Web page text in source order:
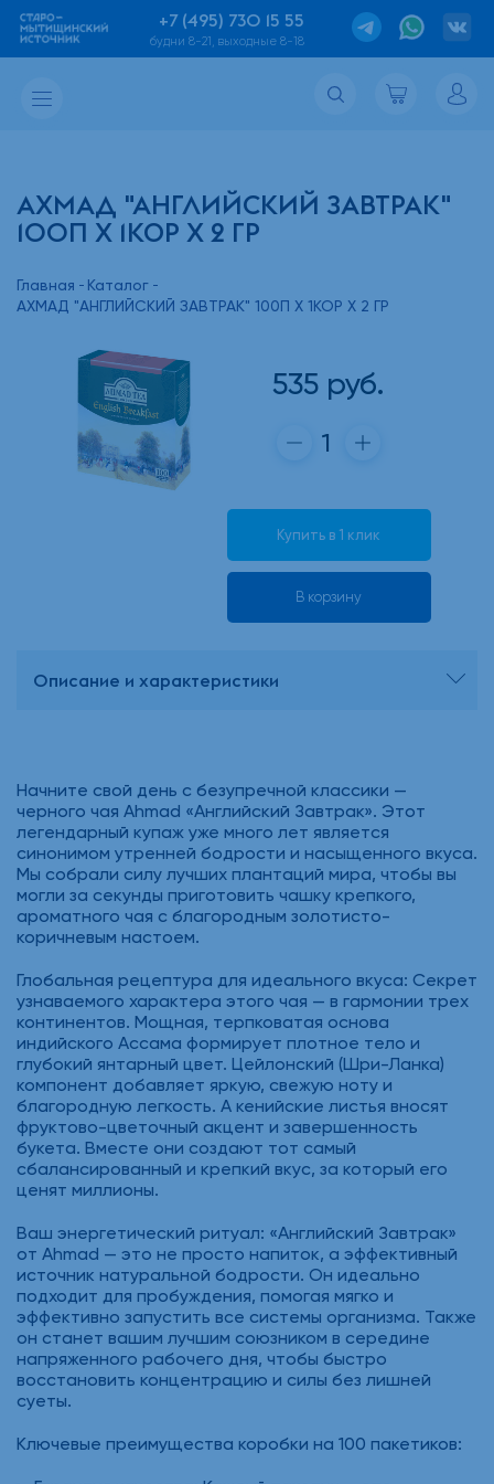
+7 (495) 730 15 55
будни 8-21, выходные 8-18
АХМАД "АНГЛИЙСКИЙ ЗАВТРАК"
100П Х 1КОР Х 2 ГР
Главная
Каталог
АХМАД "АНГЛИЙСКИЙ ЗАВТРАК" 100П Х 1КОР Х 2 ГР
535 руб.
Купить в 1 клик
В корзину
Описание и характеристики
Начните свой день с безупречной классики —
черного чая Ahmad «Английский Завтрак». Этот
легендарный купаж уже много лет является
синонимом утренней бодрости и насыщенного вкуса.
Мы собрали силу лучших плантаций мира, чтобы вы
могли за секунды приготовить чашку крепкого,
ароматного чая с благородным золотисто-
коричневым настоем.
Глобальная рецептура для идеального вкуса: Секрет
узнаваемого характера этого чая — в гармонии трех
континентов. Мощная, терпковатая основа
индийского Ассама формирует плотное тело и
глубокий янтарный цвет. Цейлонский (Шри-Ланка)
компонент добавляет яркую, свежую ноту и
благородную легкость. А кенийские листья вносят
фруктово-цветочный акцент и завершенность
букета. Вместе они создают тот самый
сбалансированный и крепкий вкус, за который его
ценят миллионы.
Ваш энергетический ритуал: «Английский Завтрак»
от Ahmad — это не просто напиток, а эффективный
источник натуральной бодрости. Он идеально
подходит для пробуждения, помогая мягко и
эффективно запустить все системы организма. Также
он станет вашим лучшим союзником в середине
напряженного рабочего дня, чтобы быстро
восстановить концентрацию и силы без лишней
суеты.
Ключевые преимущества коробки на 100 пакетиков: